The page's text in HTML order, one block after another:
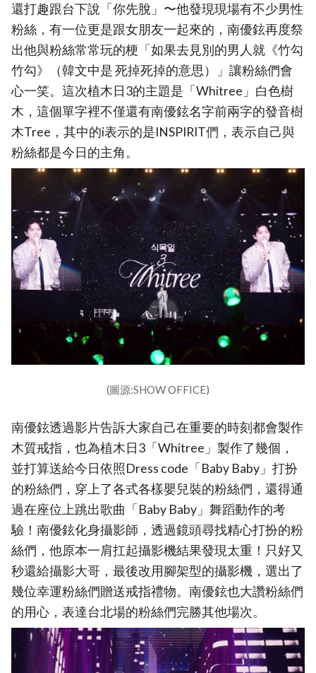
還打趣跟台下說「你先脫」〜他發現現場有不少男性
粉絲，有一位更是跟女朋友一起來的，南優鉉再度祭
出他與粉絲常常玩的梗「如果去見別的男人就《竹勾
竹勾》（韓文中是 死掉死掉的意思）」讓粉絲們會
心一笑。這次植木日3的主題是「Whitree」白色樹
木，這個單字裡不僅還有南優鉉名字前兩字的發音樹
木Tree，其中的i表示的是INSPIRIT們，表示自己與
粉絲都是今日的主角。
(圖源:SHOW OFFICE)
南優鉉透過影片告訴大家自己在重要的時刻都會製作
木質戒指，也為植木日3「Whitree」製作了幾個，
並打算送給今日依照Dress code「Baby Baby」打扮
的粉絲們，穿上了各式各樣嬰兒裝的粉絲們，還得通
過在座位上跳出歌曲「Baby Baby」舞蹈動作的考
驗！南優鉉化身攝影師，透過鏡頭尋找精心打扮的粉
絲們，他原本一肩扛起攝影機結果發現太重！只好又
秒還給攝影大哥，最後改用腳架型的攝影機，選出了
幾位幸運粉絲們贈送戒指禮物。南優鉉也大讚粉絲們
的用心，表達台北場的粉絲們完勝其他場次。